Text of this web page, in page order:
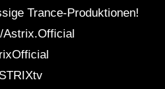
Trance-Produktionen!
Astrix.Official